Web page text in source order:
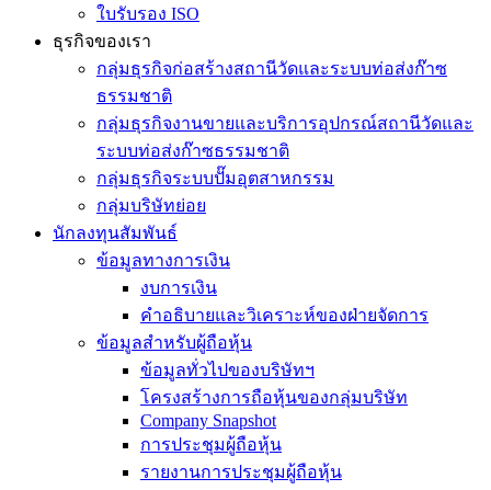
ใบรับรอง ISO
ธุรกิจของเรา
กลุ่มธุรกิจก่อสร้างสถานีวัดและระบบท่อส่งก๊าซ
ธรรมชาติ
กลุ่มธุรกิจงานขายและบริการอุปกรณ์สถานีวัดและ
ระบบท่อส่งก๊าซธรรมชาติ
กลุ่มธุรกิจระบบปั๊มอุตสาหกรรม
กลุ่มบริษัทย่อย
นักลงทุนสัมพันธ์
ข้อมูลทางการเงิน
งบการเงิน
คำอธิบายและวิเคราะห์ของฝ่ายจัดการ
ข้อมูลสำหรับผู้ถือหุ้น
ข้อมูลทั่วไปของบริษัทฯ
โครงสร้างการถือหุ้นของกลุ่มบริษัท
Company Snapshot
การประชุมผู้ถือหุ้น
รายงานการประชุมผู้ถือหุ้น